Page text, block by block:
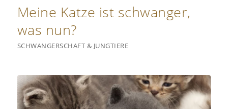
Meine Katze ist schwanger,
was nun?
SCHWANGERSCHAFT & JUNGTIERE